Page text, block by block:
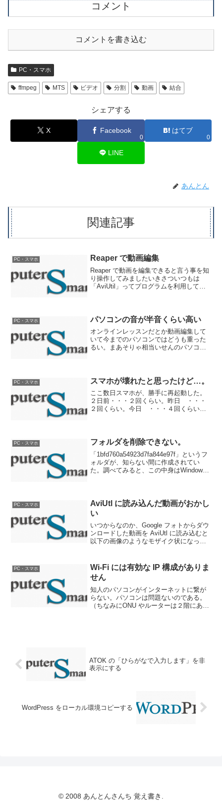
コメント
コメントを書き込む
PC・スマホ
ffmpeg MTS ビデオ 分割 動画 結合
シェアする
X Facebook
0
はてブ
0
LINE
あんとん
関連記事
PC・スマホ Reaper で動画編集
Reaper で動画を編集できると言う事を知
り操作してみましたいきさついつもは
「AviUtil」ってプログラムを利用して動
何とか...
PC・スマホ パソコンの音が半音くらい高い
オンラインレッスンだとか動画編集して
いて今までのパソコンではどうも重った
るい。まあそりゃ相当いせんのパソコン
したのはヒューレット・パ...
PC・スマホ スマホが壊れたと思ったけど…。
ここ数日スマホが、勝手に再起動した。
２日前・・・２回くらい。昨日 ・・・
２回くらい。今日 ・・・４回くらい。
事。携帯保証サービスと言...
PC・スマホ フォルダを削除できない。
「1bfd760a54923d7fa844e97f」というフ
ォルダが、知らない間に作成されてい
た。調べてみると、この中身はWindows
PC・スマホ
AviUtl に読み込んだ動画がおかし
い
いつからなのか、Google フォトからダウ
ンロードした動画を AviUtl に読み込むと
以下の画像のようなモザイク状になって
ース動画として使えないGoogleフォト
か...
PC・スマホ
Wi-Fi には有効な IP 構成がありま
せん
知人のパソコンがインターネットに繋が
らない。パソコンは問題ないのである。
（ちなみにONU やルーターは２階にあ
ATOK の「ひらがなで入力します」を非
表示にする
WordPress をローカル環境コピーする
© 2008 あんとんさんち 覚え書き.